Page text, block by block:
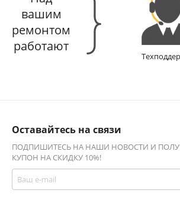
вашим
ремонтом
работают
Оставайтесь на связи
ПОДПИШИТЕСЬ НА НАШИ НОВОСТИ И
КУПОН НА СКИДКУ 10%!